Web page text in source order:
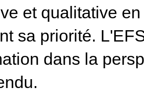
et qualitative
sa priorité.
dans la